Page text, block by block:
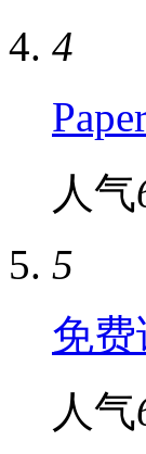
4
人气
5
免
人气